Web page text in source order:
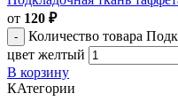
от 120 ₽
Количество товара
цвет желтый
В корзину
КАтегории